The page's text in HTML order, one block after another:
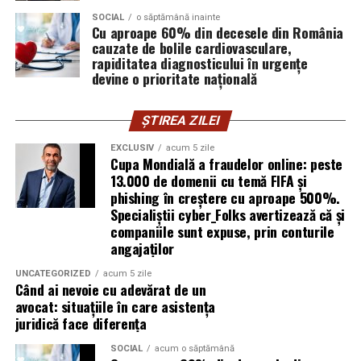
vigilența utilizatorului rămâne prima linie de apărare”,
explică Horațiu Șimon, Chief Technology Officer
cyber_Folks România.
Subiectul a fost semnalat și de FBI, care a inclus în
informările din ultima lună amenințările asociate
turneului, de la fraude online și furtul datelor până la
operațiuni de dezinformare.
Avertismentele publice s-au concentrat în principal
asupra fanilor și infrastructurii orașelor gazdă, însă
specialiștii atrag atenția că firmele pot fi afectate
inclusiv atunci când nu au nicio legătură directă cu
industria sportului, turismului sau vânzarea de bilete.
Atacurile sunt mai eficiente în contextul
evenimentelor globale
Campaniile de phishing asociate evenimentelor
SOCIAL o săptămână inainte
Cu aproape 60% din decesele din România
cauzate de bolile cardiovasculare,
rapiditatea diagnosticului în urgențe
devine o prioritate națională
ȘTIREA ZILEI
EXCLUSIV acum 5 zile
Cupa Mondială a fraudelor online: peste
13.000 de domenii cu temă FIFA și
phishing în creștere cu aproape 500%.
Specialiștii cyber_Folks avertizează că și
companiile sunt expuse, prin conturile
angajaților
UNCATEGORIZED acum 5 zile
Când ai nevoie cu adevărat de un
avocat: situațiile în care asistența
juridică face diferența
SOCIAL acum o săptămână